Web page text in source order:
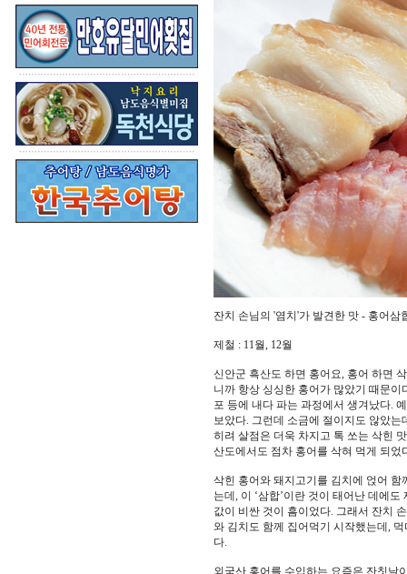
잔치 손님의 '염치'가 발견한 맛 - 홍어삼
제철 : 11월, 12월
신안군 흑산도 하면 홍어요, 홍어 하면
니까 항상 싱싱한 홍어가 많았기 때문
포 등에 내다 파는 과정에서 생겨났다.
보았다. 그런데 소금에 절이지도 않았
히려 살점은 더욱 차지고 톡 쏘는 삭힌
산도에서도 점차 홍어를 삭혀 먹게 되었
삭힌 홍어와 돼지고기를 김치에 얹어 함
는데, 이 ‘삼합’이란 것이 태어난 데에
값이 비싼 것이 흠이었다. 그래서 잔치
와 김치도 함께 집어먹기 시작했는데,
다.
외국산 홍어를 수입하는 요즘은 잔칫날